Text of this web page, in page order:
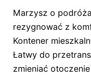
Marzysz o
rezygnować z
Kontener
Łatwy do
zmieniać